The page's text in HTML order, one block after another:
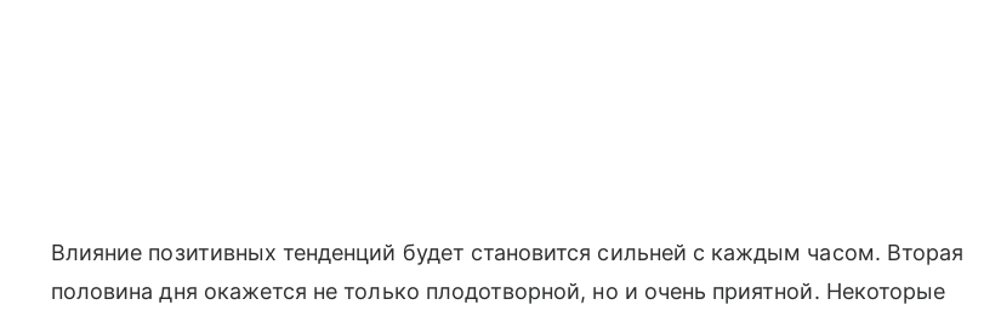
Влияние позитивных тенденций будет становится сильней с каждым часом. Вторая
половина дня окажется не только плодотворной, но и очень приятной. Некоторые